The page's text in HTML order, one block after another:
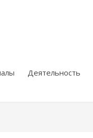
Деятельность